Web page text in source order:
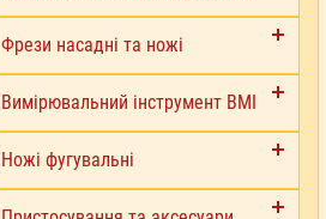
Фрези насадні та ножі
Вимірювальний інструмент BMI
Ножі фугувальні